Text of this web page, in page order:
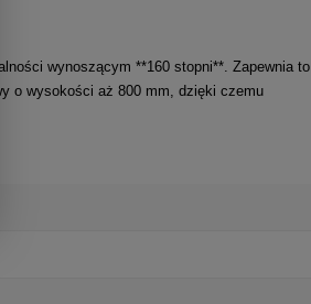
wynoszącym **160 stopni**. Zapewnia to
o wysokości aż 800 mm, dzięki czemu